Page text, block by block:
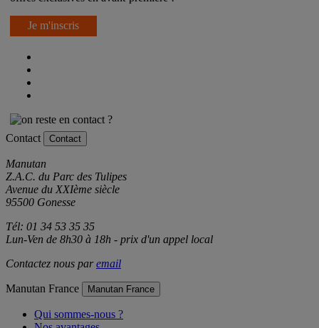
Je m'inscris
Contact Contact
Manutan
Z.A.C. du Parc des Tulipes
Avenue du XXIème siècle
95500 Gonesse
Tél: 01 34 53 35 35
Lun-Ven de 8h30 à 18h - prix d'un appel local
Contactez nous paremail
Manutan France Manutan France
Qui sommes-nous ?